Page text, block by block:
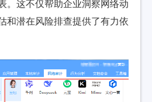
。这不仅帮助企业洞察网络动
和潜在风险排查提供了有力依